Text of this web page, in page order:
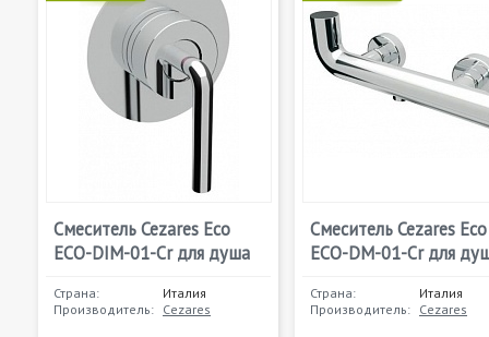
Смеситель Cezares Eco
ECO-DIM-01-Cr для душа
Страна:
Италия
Производитель: Cezares
Смеситель Cezares Eco
ECO-DM-01-Cr для
Страна:
Италия
Производитель: Cezares